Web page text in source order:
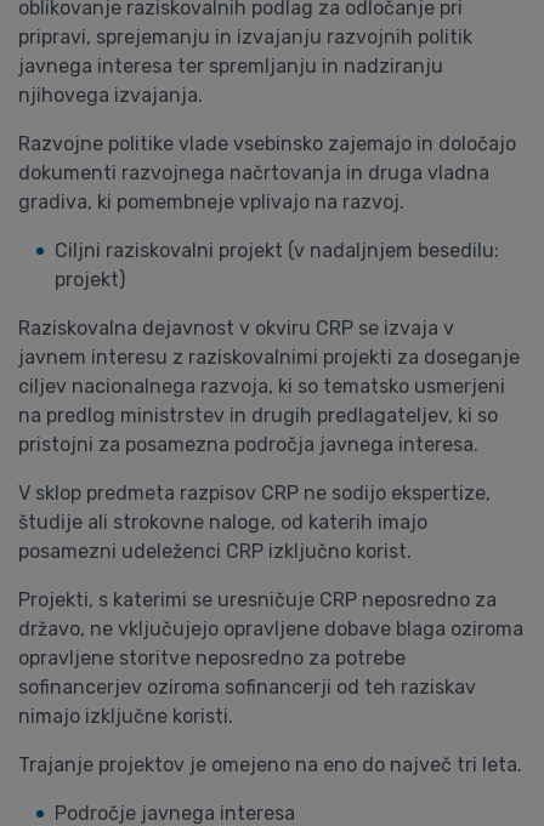
oblikovanje raziskovalnih podlag za odločanje pri
pripravi, sprejemanju in izvajanju razvojnih politik
javnega interesa ter spremljanju in nadziranju
njihovega izvajanja.
Razvojne politike vlade vsebinsko zajemajo in določajo
dokumenti razvojnega načrtovanja in druga vladna
gradiva, ki pomembneje vplivajo na razvoj.
Ciljni raziskovalni projekt (v nadaljnjem besedilu:
projekt)
Raziskovalna dejavnost v okviru CRP se izvaja v
javnem interesu z raziskovalnimi projekti za doseganje
ciljev nacionalnega razvoja, ki so tematsko usmerjeni
na predlog ministrstev in drugih predlagateljev, ki so
pristojni za posamezna področja javnega interesa.
V sklop predmeta razpisov CRP ne sodijo ekspertize,
študije ali strokovne naloge, od katerih imajo
posamezni udeleženci CRP izključno korist.
Projekti, s katerimi se uresničuje CRP neposredno za
državo, ne vključujejo opravljene dobave blaga oziroma
opravljene storitve neposredno za potrebe
sofinancerjev oziroma sofinancerji od teh raziskav
nimajo izključne koristi.
Trajanje projektov je omejeno na eno do največ tri leta.
Področje javnega interesa